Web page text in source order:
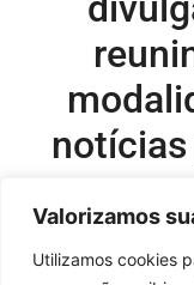
Valorizamos
Utilizamos cookies
notícias